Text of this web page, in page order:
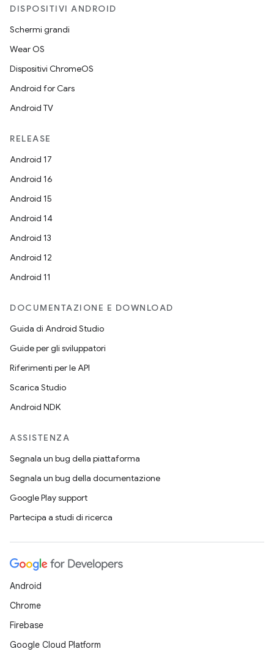
DISPOSITIVI ANDROID
Schermi grandi
Wear OS
Dispositivi ChromeOS
Android for Cars
Android TV
RELEASE
Android 17
Android 16
Android 15
Android 14
Android 13
Android 12
Android 11
DOCUMENTAZIONE E DOWNLOAD
Guida di Android Studio
Guide per gli sviluppatori
Riferimenti per le API
Scarica Studio
Android NDK
ASSISTENZA
Segnala un bug della piattaforma
Segnala un bug della documentazione
Google Play support
Partecipa a studi di ricerca
Android
Chrome
Firebase
Google Cloud Platform